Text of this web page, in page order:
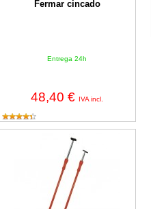
Fermar cincado
Entrega 24h
48,40 € IVA incl.
Puntal de expansión